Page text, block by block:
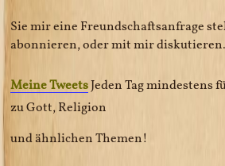
Sie mir eine Freundschaftsanfrage
abonnieren, oder mit mir
Meine TweetsJeden Tag mindestens
zu Gott, Religion
und ähnlichen Themen!